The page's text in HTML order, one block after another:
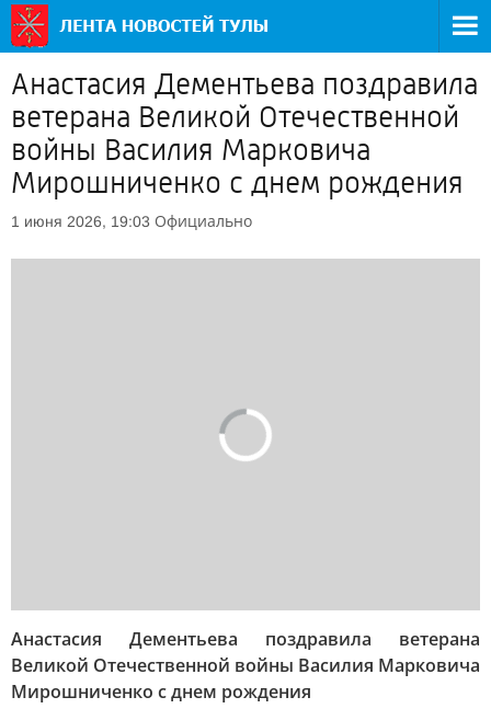
Анастасия Дементьева поздравила
ветерана Великой Отечественной
войны Василия Марковича
Мирошниченко с днем рождения
1 июня 2026, 19:03 Официально
Анастасия Дементьева поздравила ветерана
Великой Отечественной войны Василия Марковича
Мирошниченко с днем рождения